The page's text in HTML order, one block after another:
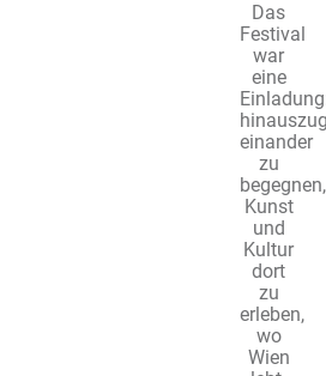
Das
Festival
war
eine
einander
zu
begegnen,
Kunst
und
Kultur
dort
zu
erleben,
wo
Wien